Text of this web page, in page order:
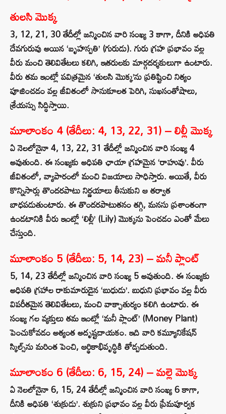
తులసి మొక్క
3, 12, 21, 30 తేదీల్లో జన్మించిన వారి సంఖ్య 3 కాగా, దీనికి అధిపతి
దేవగురువు అయిన ‘బృహస్పతి’ (గురుడు). గురు గ్రహ ప్రభావం వల్ల
వీరు మంచి తెలివితేటలు కలిగి, ఇతరులకు మార్గదర్శకులుగా ఉంటారు.
వీరు తమ ఇంట్లో పవిత్రమైన ‘తులసి మొక్క’ను ప్రతిష్టించి నిత్యం
పూజించడం వల్ల జీవితంలో సానుకూలత పెరిగి, సుఖసంతోషాలు,
శ్రేయస్సు సిద్ధిస్తాయి.
మూలాంకం 4 (తేదీలు: 4, 13, 22, 31) – లిల్లీ మొక్క
ఏ నెలలోనైనా 4, 13, 22, 31 తేదీల్లో జన్మించిన వారి సంఖ్య 4
అవుతుంది. ఈ సంఖ్యకు అధిపతి ఛాయా గ్రహమైన ‘రాహువు’. వీరు
జీవితంలో, వ్యాపారంలో మంచి విజయాలు సాధిస్తారు. అయితే, వీరు
కొన్నిసార్లు తొందరపాటు నిర్ణయాలు తీసుకుని ఆ తర్వాత
బాధపడుతుంటారు. ఈ తొందరపాటుతనం తగ్గి, మనసు ప్రశాంతంగా
ఉండటానికి వీరు ఇంట్లో ‘లిల్లీ’ (Lily) మొక్కను పెంచడం ఎంతో మేలు
చేస్తుంది.
మూలాంకం 5 (తేదీలు: 5, 14, 23) – మనీ ప్లాంట్
5, 14, 23 తేదీల్లో జన్మించిన వారి సంఖ్య 5 అవుతుంది. ఈ సంఖ్యకు
అధిపతి గ్రహాల రాకుమారుడైన ‘బుధుడు’. బుధుని ప్రభావం వల్ల వీరు
విపరీతమైన తెలివితేటలు, మంచి వాక్చాతుర్యం కలిగి ఉంటారు. ఈ
సంఖ్య గల వ్యక్తులు తమ ఇంట్లో ‘మనీ ప్లాంట్’ (Money Plant)
పెంచుకోవడం అత్యంత అదృష్టదాయకం. ఇది వారి కమ్యూనికేషన్
స్కిల్స్‌ను మరింత పెంచి, ఆర్థికాభివృద్ధికి తోడ్పడుతుంది.
మూలాంకం 6 (తేదీలు: 6, 15, 24) – మల్లె మొక్క
ఏ నెలలోనైనా 6, 15, 24 తేదీల్లో జన్మించిన వారి సంఖ్య 6 కాగా,
దీనికి అధిపతి ‘శుక్రుడు’. శుక్రుని ప్రభావం వల్ల వీరు ప్రేమపూర్వక